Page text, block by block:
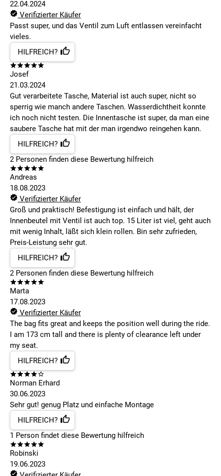
22.04.2024
Verifizierter Käufer
Passt super, und das Ventil zum Luft entlassen vereinfacht
vieles.
HILFREICH?
Josef
21.03.2024
Gut verarbeitete Tasche, Material ist auch super, nicht so
sperrig wie manch andere Taschen. Wasserdichtheit konnte
ich noch nicht testen. Die Innentasche ist super, da man eine
saubere Tasche hat mit der man irgendwo reingehen kann.
HILFREICH?
2 Personen finden diese Bewertung hilfreich
Andreas
18.08.2023
Verifizierter Käufer
Groß und praktisch! Befestigung ist einfach und hält, der
Innenbeutel mit Ventil ist auch top. 15 Liter ist viel, geht auch
mit wenig Inhalt, läßt sich klein rollen. Bin sehr zufrieden,
Preis-Leistung sehr gut.
HILFREICH?
2 Personen finden diese Bewertung hilfreich
Marta
17.08.2023
Verifizierter Käufer
The bag fits great and keeps the position well during the ride.
I am 173 cm tall and there is plenty of clearance left under
my seat.
HILFREICH?
Norman Erhard
30.06.2023
Sehr gut! genug Platz und einfache Montage
HILFREICH?
1 Person findet diese Bewertung hilfreich
Robinski
19.06.2023